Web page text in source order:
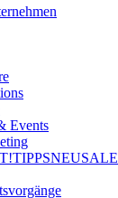
Events
TIPPSNEUSALE